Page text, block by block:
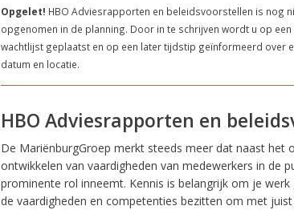
Opgelet! HBO Adviesrapporten en beleidsvoorstellen is nog
opgenomen in de planning. Door in te schrijven wordt u op een
wachtlijst geplaatst en op een later tijdstip geïnformeerd over
datum en locatie.
HBO Adviesrapporten en
De MariënburgGroep merkt steeds meer dat naast het
ontwikkelen van vaardigheden van medewerkers in de
prominente rol inneemt. Kennis is belangrijk om je
de vaardigheden en competenties bezitten om met